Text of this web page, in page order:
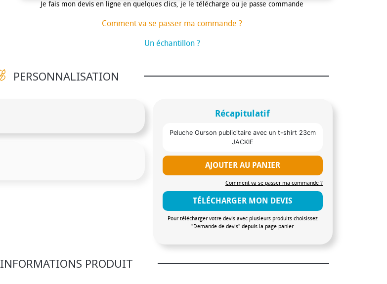
Je fais mon devis en ligne en quelques clics, je le télécharge ou je passe commande
Comment va se passer ma commande ?
Un échantillon ?
PERSONNALISATION
Récapitulatif
Peluche Ourson publicitaire avec un t-shirt 23cm
JACKIE
AJOUTER AU PANIER
Comment va se passer ma commande ?
TÉLÉCHARGER MON DEVIS
Pour télécharger votre devis avec plusieurs produits choisissez
"Demande de devis" depuis la page panier
INFORMATIONS PRODUIT